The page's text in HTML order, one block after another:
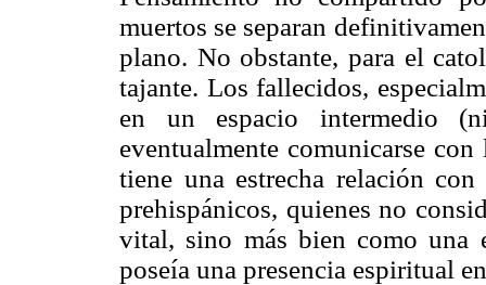
muertos se separan
plano. No obstante, para el
tajante. Los fallecidos,
en un espacio intermedio
eventualmente comunicarse
tiene una estrecha relación
prehispánicos, quienes no
vital, sino más bien como una
poseía una presencia espiritual